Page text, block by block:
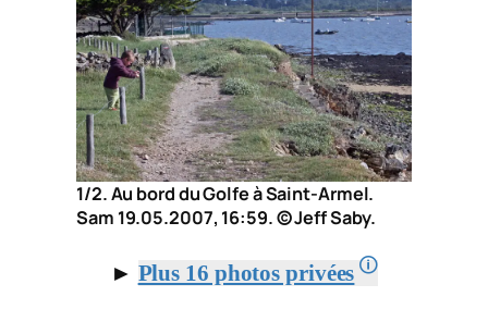
1/2. Au bord du Golfe à Saint-Armel.
Sam 19.05.2007, 16:59. © Jeff Saby.
► Plus 16 photos privées 🛈